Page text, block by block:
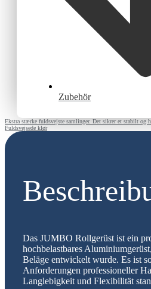
Zubehör
Ekstra stærke fuldsvejste samlinger. Det sikrer et stabilt og
Fuldsvejsede klør
Das JUMBO Rollgerüst ist ein
hochbelastbares
Beläge entwickelt wurde. Es ist
Anforderungen professioneller
Langlebigkeit und Flexibilität